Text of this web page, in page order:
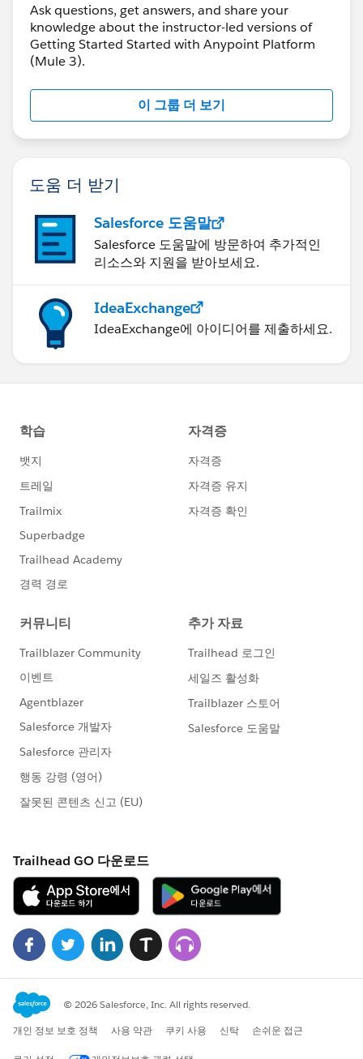
Ask questions, get answers, and share your
knowledge about the instructor-led versions of
Getting Started Started with Anypoint Platform
(Mule 3).
이 그룹 더 보기
도움 더 받기
Salesforce 도움말
Salesforce 도움말에 방문하여 추가적인
리소스와 지원을 받아보세요.
IdeaExchange
IdeaExchange에 아이디어를 제출하세요.